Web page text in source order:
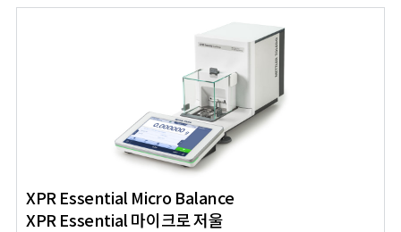
XPR Essential Micro Balance
XPR Essential 마이크로 저울